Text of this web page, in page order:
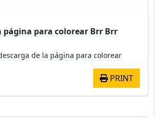
página para colorear Brr Brr
de la página para colorear
PRINT